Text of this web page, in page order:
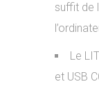
suffit de
Le
et USB